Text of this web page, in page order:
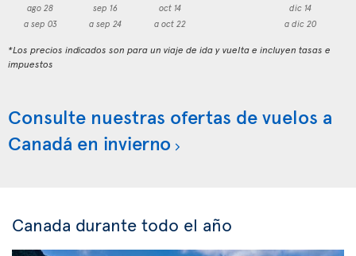
ago 28
a sep 03
sep 16
a sep 24
oct 14
a oct 22
dic 14
a dic 20
*Los precios indicados son para un viaje de ida y vuelta e incluyen tasas e
impuestos
Consulte nuestras ofertas de vuelos a
Canadá en invierno
Canada durante todo el año